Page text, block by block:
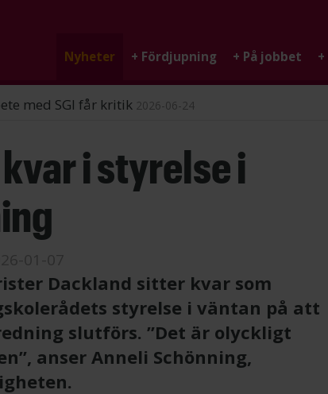
Nyheter + Fördjupning + På jobbet +
2026-06-25
i styrelse i
Dackland sitter kvar som
styrelse i väntan på att
slutförs. ”Det är olyckligt
anser Anneli Schönning,